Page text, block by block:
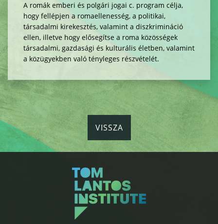
A romák emberi és polgári jogai c. program célja,
hogy fellépjen a romaellenesség, a politikai,
társadalmi kirekesztés, valamint a diszkrimináció
ellen, illetve hogy elősegítse a roma közösségek
társadalmi, gazdasági és kulturális életben, valamint
a közügyekben való tényleges részvételét.
VISSZA